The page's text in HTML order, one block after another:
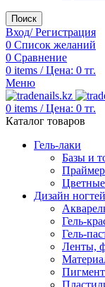
Поиск
Вход/ Регистрация
0 Список желаний
0 Сравнение
0 items / Цена: 0 тг.
Меню
0 items / Цена: 0 тг.
Каталог товаров
Гель-лаки
Базы и
Цветные
Дизайн ногтей
Гель-
Гель-
Ленты,